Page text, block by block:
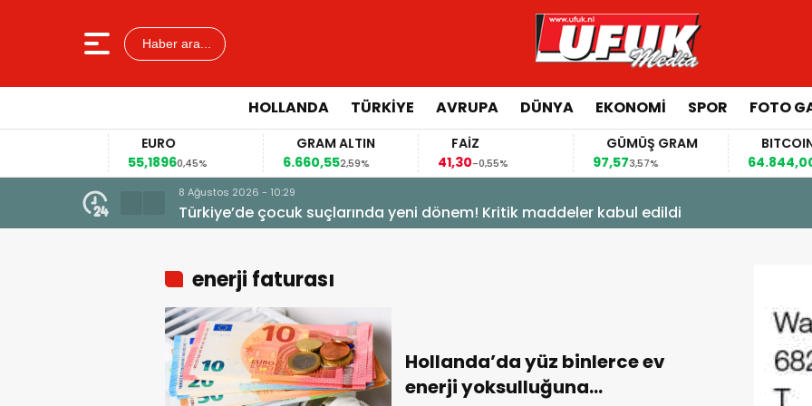
Haber ara...
HOLLANDA TÜRKIYE AVRUPA DÜNYA EKONOMI SPOR FOTO
EURO
55,18960,45%
GRAM ALTIN
6.660,552,59%
41,30-0,55%
GÜMÜŞ GRAM
97,573,57%
BITCOIN
64.844,00
8 Ağustos 2026 - 10:29
Türkiye’de çocuk suçlarında yeni dönem! Kritik maddeler kabul edildi
enerji faturası
Hollanda’da yüz binlerce ev
enerji yoksulluğuna